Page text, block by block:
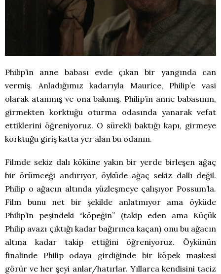
Philip’in anne babası evde çıkan bir yangında can
vermiş. Anladığımız kadarıyla Maurice, Philip’e vasi
olarak atanmış ve ona bakmış. Philip’in anne babasının,
girmekten korktuğu oturma odasında yanarak vefat
ettiklerini öğreniyoruz. O sürekli baktığı kapı, girmeye
korktuğu giriş katta yer alan bu odanın.
Filmde sekiz dalı köküne yakın bir yerde birleşen ağaç
bir örümceği andırıyor, öyküde ağaç sekiz dallı değil.
Philip o ağacın altında yüzleşmeye çalışıyor Possum’la.
Film bunu net bir şekilde anlatmıyor ama öyküde
Philip’in peşindeki “köpeğin” (takip eden ama Küçük
Philip avazı çıktığı kadar bağırınca kaçan) onu bu ağacın
altına kadar takip ettiğini öğreniyoruz. Öykünün
finalinde Philip odaya girdiğinde bir köpek maskesi
görür ve her şeyi anlar/hatırlar. Yıllarca kendisini taciz